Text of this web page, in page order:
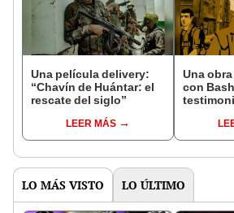
Una película delivery:
“Chavín de Huántar: el
rescate del siglo”
LEER MÁS
Una
con
LO MÁS VISTO LO ÚLTIMO